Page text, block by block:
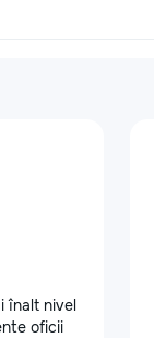
înalt nivel
oficii